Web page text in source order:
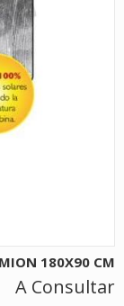
180X90 CM
A Consultar